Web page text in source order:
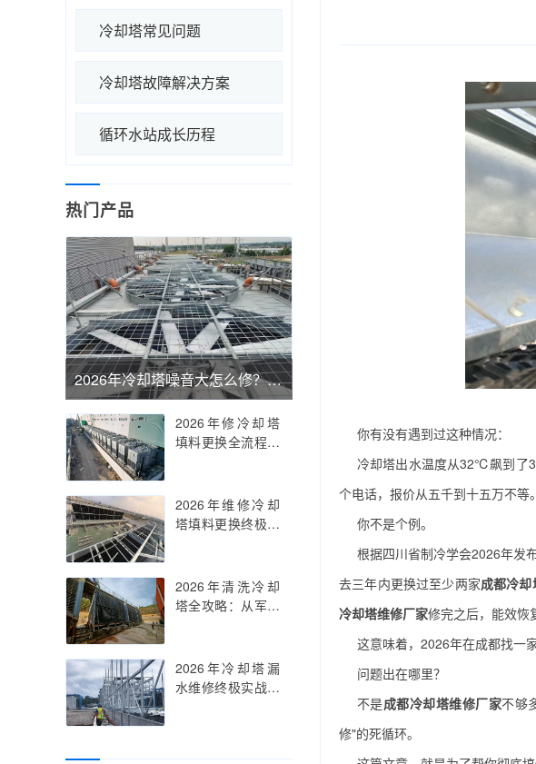
冷却塔常见问题
冷却塔故障解决方案
循环水站成长历程
热门产品
2026年冷却塔噪音大怎么修？六大降噪技术路径+全周期治理方案，一文让你的设备安静如初
2026年修冷却塔
填料更换全流程深
文读懂如何让你的
冷却塔能效回升
2026年维修冷却
塔填料更换终极实
300%，一份让你
一次换对、十年不
2026年清洗冷却
塔全攻略：从军团
技术指南让你少走
三年弯路
2026年冷却塔漏
水维修终极实战手
你有没有遇到过这种情况：
冷却塔出水温度从32℃飙到了
个电话，报价从五千到十五万不等
你不是个例。
根据四川省制冷学会2026年发
去三年内更换过至少两家成都冷
冷却塔维修厂家修完之后，能效恢
这意味着，2026年在成都找一
问题出在哪里？
不是成都冷却塔维修厂家不够
修"的死循环。